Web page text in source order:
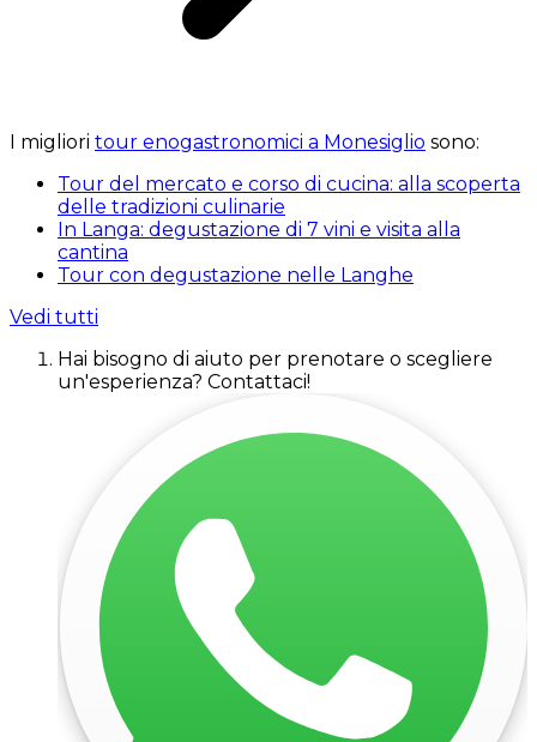
I migliori tour enogastronomici a Monesiglio sono:
Tour del mercato e corso di cucina: alla scoperta
delle tradizioni culinarie
In Langa: degustazione di 7 vini e visita alla
cantina
Tour con degustazione nelle Langhe
Vedi tutti
Hai bisogno di aiuto per prenotare o scegliere
un'esperienza? Contattaci!